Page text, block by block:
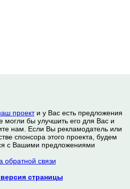
проекти у Вас есть предложения
могли бы улучшить его для Вас и
нам. Если Вы рекламодатель или
спонсора этого проекта, будем
с Вашими предложениями
обратной связи
страницы